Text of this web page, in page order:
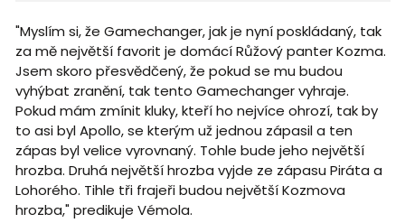
"Myslím si, že Gamechanger, jak je nyní poskládaný, tak
za mě největší favorit je domácí Růžový panter Kozma.
Jsem skoro přesvědčený, že pokud se mu budou
vyhýbat zranění, tak tento Gamechanger vyhraje.
Pokud mám zmínit kluky, kteří ho nejvíce ohrozí, tak by
to asi byl Apollo, se kterým už jednou zápasil a ten
zápas byl velice vyrovnaný. Tohle bude jeho největší
hrozba. Druhá největší hrozba vyjde ze zápasu Piráta a
Lohorého. Tihle tři frajeři budou největší Kozmova
hrozba," predikuje Vémola.